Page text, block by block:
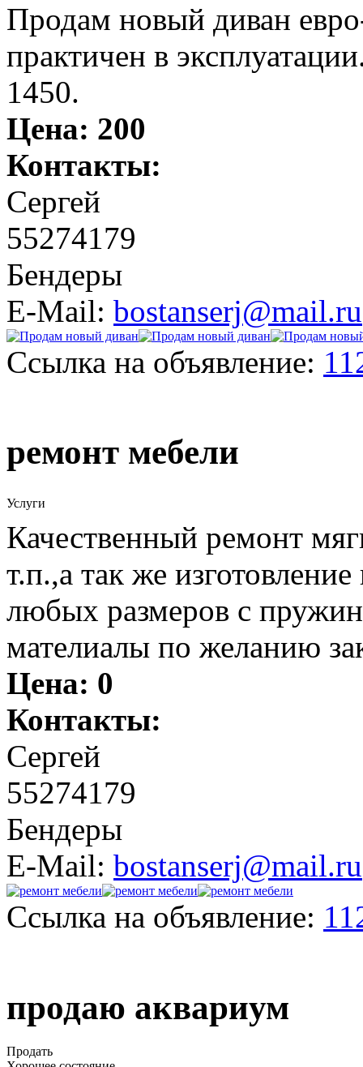
Продам новый диван
практичен в
1450.
Цена: 200
Контакты:
Сергей
55274179
Бендеры
E-Mail: bostanserj@mail.ru
Ссылка на объявление:
ремонт мебели
Услуги
Качественный ремонт
т.п.,а так же
любых размеров с
мателиалы по желанию
Цена: 0
Контакты:
Cергей
55274179
Бендеры
E-Mail: bostanserj@mail.ru
Ссылка на объявление:
продаю аквариум
Продать